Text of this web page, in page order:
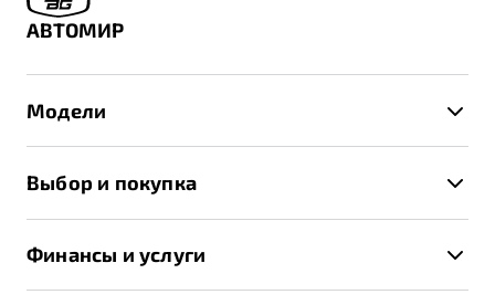
АВТОМИР
Модели
X70
Выбор и покупка
Финансы и услуги